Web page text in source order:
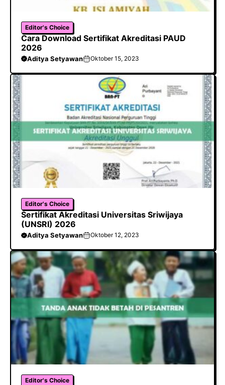
Editor's Choice
Cara Download Sertifikat Akreditasi PAUD
2026
Aditya Setyawan Oktober 15, 2023
Editor's Choice
Sertifikat Akreditasi Universitas Sriwijaya
(UNSRI) 2026
Aditya Setyawan Oktober 12, 2023
Editor's Choice